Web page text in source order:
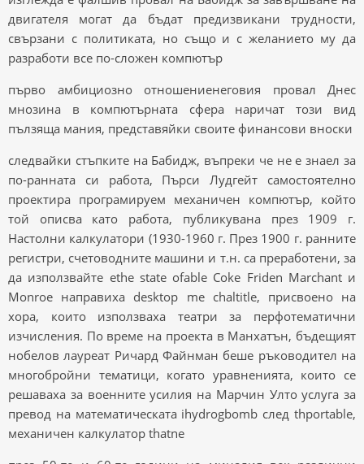
двигателя могат да бъдат предизвикани трудности,
свързани с политиката, но също и с желанието му да
разработи все по-сложен компютър
първо амбициозно отношениенеговия провал Днес
мнозина в компютърната сфера наричат ​​този вид
пълзяща мания, представяйки своите финансови вноски
следвайки стъпките на Бабидж, въпреки че не е знаел за
по-ранната си работа, Пърси Лудгейт самостоятелно
проектира програмируем механичен компютър, който
той описва като работа, публикувана през 1909 г.
Настолни калкулатори (1930-1960 г. През 1900 г. ранните
регистри, счетоводните машини и т.н. са преработени, за
да използвайте ethe state ofable Coke Friden Marchant и
Monroe направиха desktop me chaltitle, присвоено на
хора, които използваха театри за перфотематични
изчисления. По време на проекта в Манхатън, бъдещият
нобелов лауреат Ричард Файнман беше ръководител на
многобройни тематици, когато уравненията, които се
решаваха за военните усилия на Марчин Улто услуга за
превод на математическата ihydrogbomb след thportable,
механичен калкулатор thatne